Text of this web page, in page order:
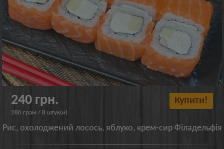
240 грн.
280 грам / 8 штук(и)
Купити!
Рис, охолоджений лосось, яблуко, крем-сир Філадельфія